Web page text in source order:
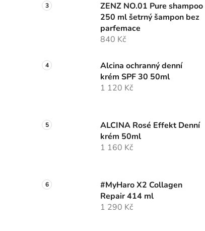
ZENZ NO.01 Pure shampoo
250 ml šetrný šampon bez
parfemace
840 Kč
Alcina ochranný denní
krém SPF 30 50ml
1 120 Kč
ALCINA Rosé Effekt Denní
krém 50ml
1 160 Kč
#MyHaro X2 Collagen
Repair 414 ml
1 290 Kč